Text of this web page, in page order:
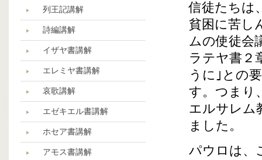
列王記講解
詩編講解
イザヤ書講解
エレミヤ書講解
哀歌講解
エゼキエル書講解
ホセア書講解
アモス書講解
信徒たちは
貧困に苦し
ムの使徒会
ラテヤ書２
うに｣との
す。つまり
エルサレム
ました。
パウロは、